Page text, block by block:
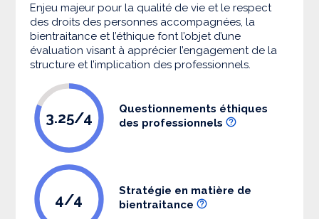
Enjeu majeur pour la qualité de vie et le respect
des droits des personnes accompagnées, la
bientraitance et l’éthique font l’objet d’une
évaluation visant à apprécier l’engagement de la
structure et l’implication des professionnels.
3.25/4
Questionnements éthiques
des professionnels
4/4
Stratégie en matière de
bientraitance